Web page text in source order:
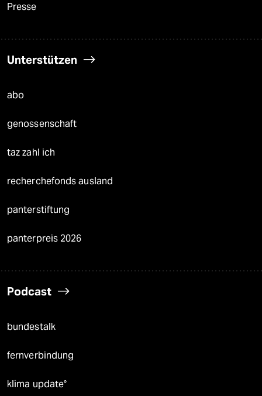
Presse
Unterstützen
abo
genossenschaft
taz zahl ich
recherchefonds ausland
panterstiftung
panterpreis 2026
Podcast
bundestalk
fernverbindung
klima update°